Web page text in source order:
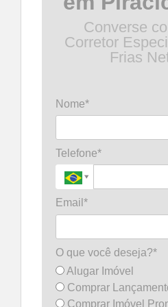
Converse
Corretor
Frias
Nome*
Telefone*
Email*
O que você deseja?*
Alugar Imóvel
Comprar
Comprar Imóvel